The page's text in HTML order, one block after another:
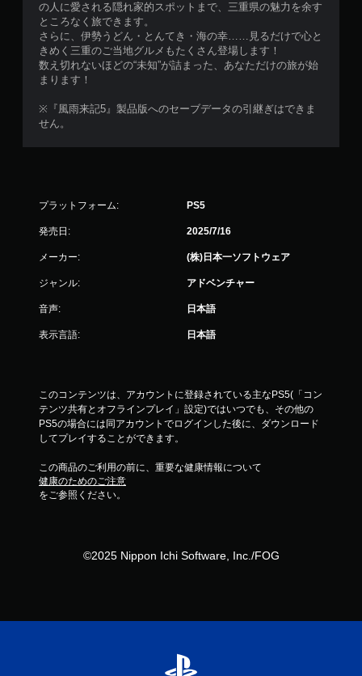
の人に愛される隠れ家的スポットまで、三重県の魅力を余す
ところなく旅できます。
さらに、伊勢うどん・とんてき・海の幸……見るだけで心と
きめく三重のご当地グルメもたくさん登場します！
数え切れないほどの“未知”が詰まった、あなただけの旅が始
まります！
※『風雨来記5』製品版へのセーブデータの引継ぎはできま
せん。
プラットフォーム: PS5
発売日: 2025/7/16
メーカー: (株)日本一ソフトウェア
ジャンル: アドベンチャー
音声: 日本語
表示言語: 日本語
このコンテンツは、アカウントに登録されている主なPS5(「コン
テンツ共有とオフラインプレイ」設定)ではいつでも、その他の
PS5の場合には同アカウントでログインした後に、ダウンロード
してプレイすることができます。
この商品のご利用の前に、重要な健康情報について
健康のためのご注意
をご参照ください。
©2025 Nippon Ichi Software, Inc./FOG